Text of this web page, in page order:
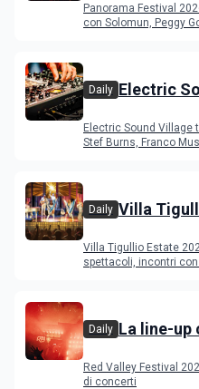
Panorama Festival
con Solomun, Peggy
Daily Electric
Young
Electric Sound Village
Stef Burns, Franco
Daily Villa
Villa Tigullio Estate
spettacoli, incontri
Daily La line-up
Red Valley Festival
di concerti